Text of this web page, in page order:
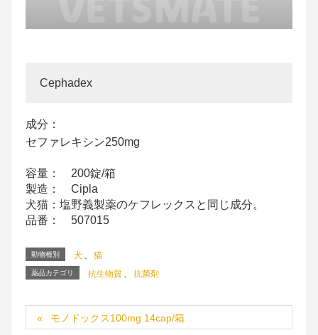
Cephadex
成分：
セファレキシン250mg
容量： 200錠/箱
製造： Cipla
犬猫：塩野義製薬のケフレックスと同じ成分。
品番： 507015
動物種別 犬 、 猫
薬品カテゴリ 抗生物質 、 抗菌剤
モノドックス100mg 14cap/箱